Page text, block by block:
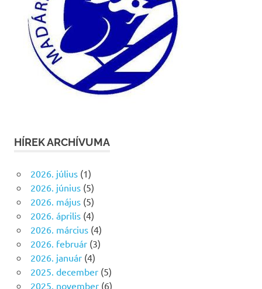
HÍREK ARCHÍVUMA
2026. július(1)
2026. június(5)
2026. május(5)
2026. április(4)
2026. március(4)
2026. február(3)
2026. január(4)
2025. december(5)
2025. november(6)